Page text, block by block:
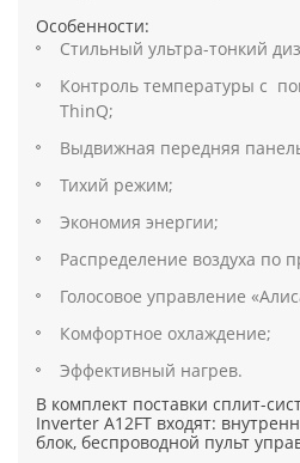
Особенности:
Cтильный ультра-тонкий
Контроль температуры с
ThinQ;
Выдвижная передняя
Тихий режим;
Экономия энергии;
Распределение воздуха по
Голосовое управление
Комфортное охлаждение;
Эффективный нагрев.
В комплект поставки сплит-
Inverter A12FT входят:
блок, беспроводной пульт